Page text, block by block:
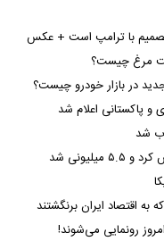
تصمیم با ترامپ است + عکس
مرغ چیست؟
پاکستانی اعلام شد
شد